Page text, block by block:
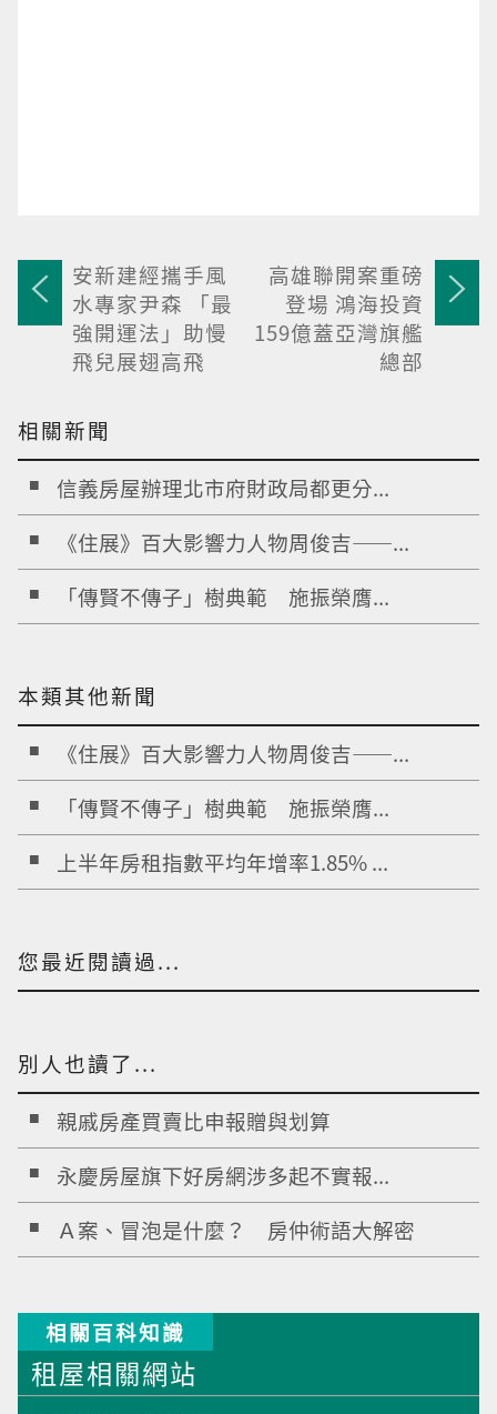
安新建經攜手風
水專家尹森 「最
強開運法」助慢
飛兒展翅高飛
高雄聯開案重磅
登場 鴻海投資
159億蓋亞灣旗艦
總部
相關新聞
信義房屋辦理北市府財政局都更分...
《住展》百大影響力人物周俊吉——...
「傳賢不傳子」樹典範 施振榮膺...
本類其他新聞
《住展》百大影響力人物周俊吉——...
「傳賢不傳子」樹典範 施振榮膺...
上半年房租指數平均年增率1.85% ...
您最近閱讀過...
別人也讀了...
親戚房產買賣比申報贈與划算
永慶房屋旗下好房網涉多起不實報...
Ａ案、冒泡是什麼？ 房仲術語大解密
相關百科知識
租屋相關網站